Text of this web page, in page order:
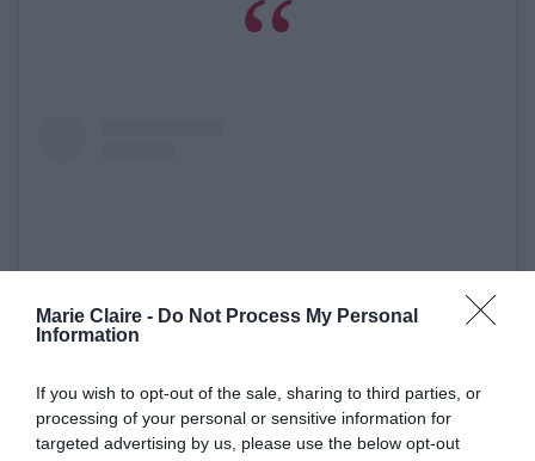
Marie Claire - Do Not Process My Personal
Information
If you wish to opt-out of the sale, sharing to third parties, or
processing of your personal or sensitive information for
targeted advertising by us, please use the below opt-out
Δείτε αυτή τη δημοσίευση στο Instagram.